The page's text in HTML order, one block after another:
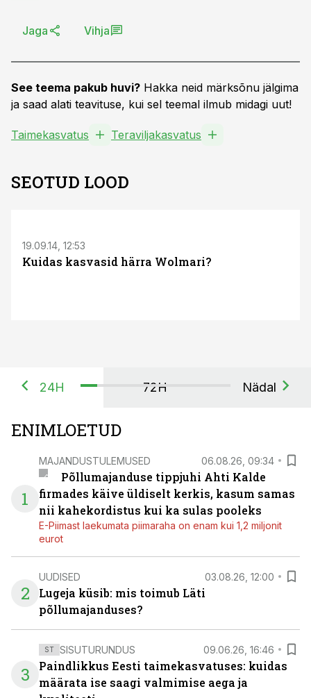
Jaga Vihja
See teema pakub huvi? Hakka neid märksõnu jälgima
ja saad alati teavituse, kui sel teemal ilmub midagi uut!
Taimekasvatus Teraviljakasvatus
SEOTUD LOOD
19.09.14, 12:53
Kuidas kasvasid härra Wolmari?
24H 72H Nädal
ENIMLOETUD
1
MAJANDUSTULEMUSED 06.08.26, 09:34
Põllumajanduse tippjuhi Ahti Kalde
firmades käive üldiselt kerkis, kasum samas
nii kahekordistus kui ka sulas pooleks
E-Piimast laekumata piimaraha on enam kui 1,2 miljonit
eurot
2
UUDISED 03.08.26, 12:00
Lugeja küsib: mis toimub Läti
põllumajanduses?
3
ST SISUTURUNDUS 09.06.26, 16:46
Paindlikkus Eesti taimekasvatuses: kuidas
määrata ise saagi valmimise aega ja